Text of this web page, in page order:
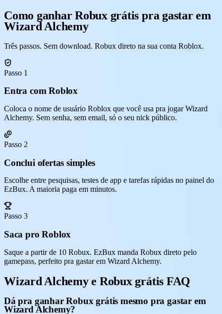
Como ganhar Robux grátis pra gastar em
Wizard Alchemy
Três passos. Sem download. Robux direto na sua conta Roblox.
Passo 1
Entra com Roblox
Coloca o nome de usuário Roblox que você usa pra jogar Wizard
Alchemy. Sem senha, sem email, só o seu nick público.
Passo 2
Conclui ofertas simples
Escolhe entre pesquisas, testes de app e tarefas rápidas no painel do
EzBux. A maioria paga em minutos.
Passo 3
Saca pro Roblox
Saque a partir de 10 Robux. EzBux manda Robux direto pelo
gamepass, perfeito pra gastar em Wizard Alchemy.
Wizard Alchemy e Robux grátis FAQ
Dá pra ganhar Robux grátis mesmo pra gastar em
Wizard Alchemy?